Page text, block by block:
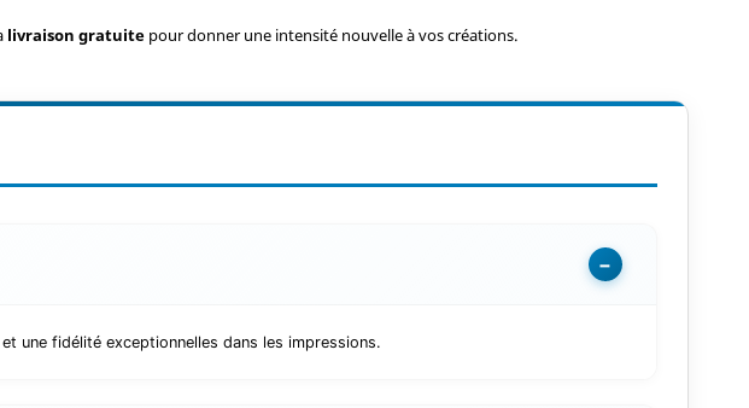
livraison gratuite pour donner une intensité nouvelle à vos créations.
−
une fidélité exceptionnelles dans les impressions.